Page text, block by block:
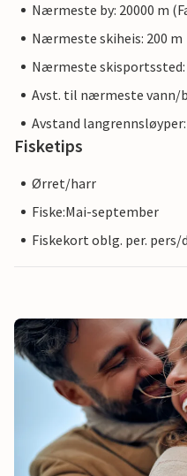
Nærmeste by: 20000 m
Nærmeste skiheis: 200 m
Nærmeste skisportssted:
Avst. til nærmeste vann/
Avstand langrennsløyper:
Fisketips
Ørret/harr
Fiske:Mai-september
Fiskekort oblg. per. pers/